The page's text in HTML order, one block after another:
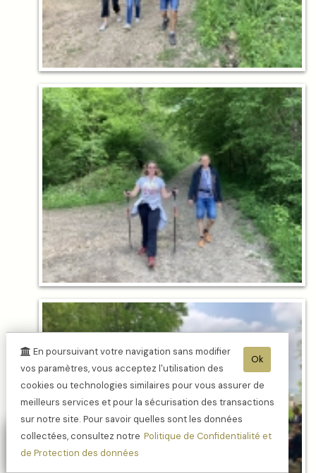
Ok
En poursuivant votre navigation sans modifier
vos paramètres, vous acceptez l'utilisation des
cookies ou technologies similaires pour vous assurer de
meilleurs services et pour la sécurisation des transactions
sur notre site. Pour savoir quelles sont les données
collectées, consultez notre Politique de Confidentialité et
de Protection des données